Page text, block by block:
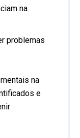
na
problemas
na
e